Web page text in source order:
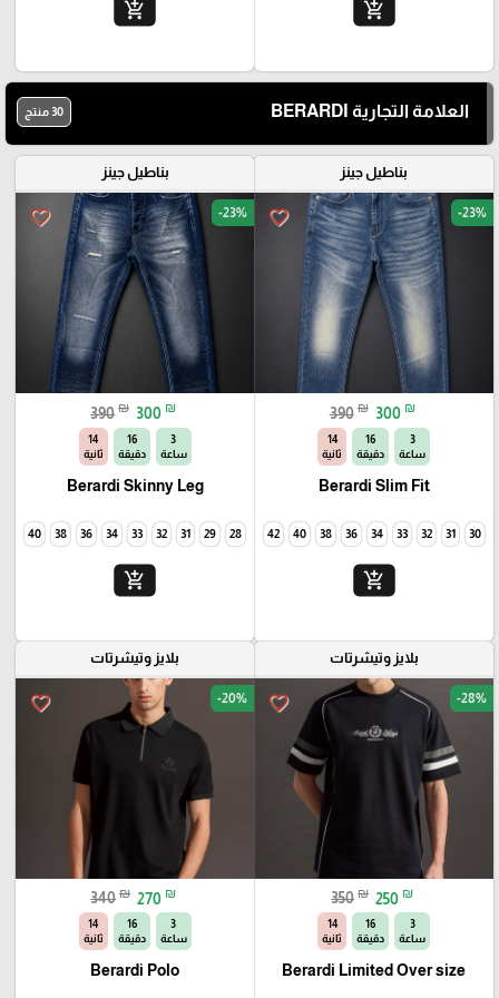
add_shopping_cart
add_shopping_cart
العلامة التجارية BERARDI 30 منتج
بناطيل جينز
favorite_border -23%
390 ₪ 300 ₪
3
ساعة
16
دقيقة
13
ثانية
Berardi Slim Fit
30
31
32
33
34
36
38
40
42
add_shopping_cart
بناطيل جينز
favorite_border -23%
390 ₪ 300 ₪
3
ساعة
16
دقيقة
13
ثانية
Berardi Skinny Leg
28
29
31
32
33
34
36
38
40
add_shopping_cart
بلايز وتيشرتات
favorite_border -28%
350 ₪ 250 ₪
3
ساعة
16
دقيقة
13
ثانية
Berardi Limited Over size
بلايز وتيشرتات
favorite_border -20%
340 ₪ 270 ₪
3
ساعة
16
دقيقة
13
ثانية
Berardi Polo